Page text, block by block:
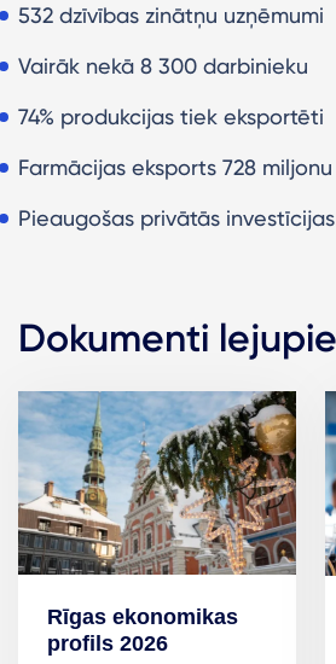
532 dzīvības zinātņu uzņēmumi
Vairāk nekā 8 300 darbinieku
74% produkcijas tiek eksportēti
Farmācijas eksports 728
Pieaugošas privātās
Dokumenti
Rīgas ekonomikas
profils 2026